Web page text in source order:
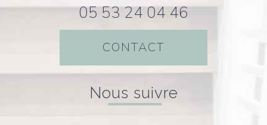
05 53 24 04 46
CONTACT
nous suivre